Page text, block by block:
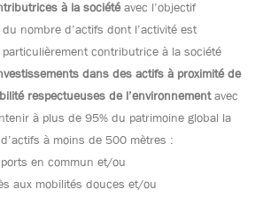
à la sociétéavec l’objectif
nombre d’actifs dont l’activité est
contributrice à la société
dans des actifs à proximité de
respectueuses de l’environnementavec
à plus de 95% du patrimoine global la
à moins de 500 mètres :
en commun et/ou
aux mobilités douces et/ou